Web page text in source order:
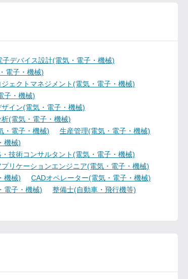
子デバイス設計(電気・電子・機械)
電子・機械)
ェクトマネジメント(電気・電子・機械)
子・機械)
イン(電気・電子・機械)
(電気・電子・機械)
・電子・機械)
生産管理(電気・電子・機械)
機械)
技術コンサルタント(電気・電子・機械)
リケーションエンジニア(電気・電子・機械)
機械)
CADオペレーター(電気・電子・機械)
電子・機械)
整備士(自動車・飛行機等)